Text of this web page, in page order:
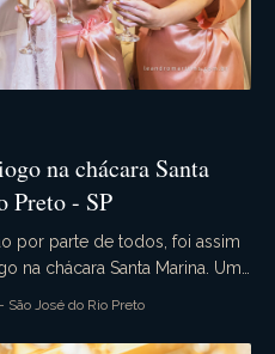
na chácara Santa
Preto - SP
por parte de todos, foi assim
na chácara Santa Marina. Uma
São José do Rio Preto